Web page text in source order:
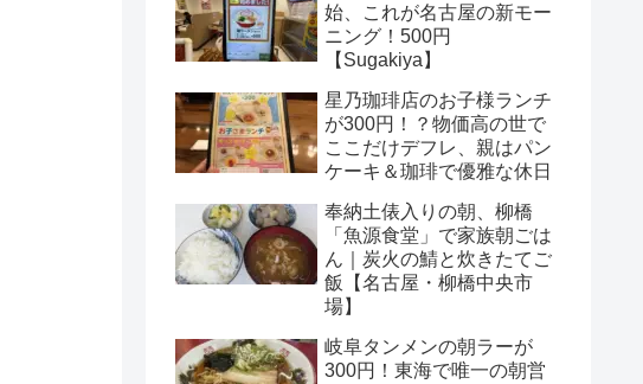
始、これが名古屋の新モー
ニング！500円
【Sugakiya】
星乃珈琲店のお子様ランチ
が300円！？物価高の世で
ここだけデフレ、親はパン
ケーキ＆珈琲で優雅な休日
奉納土俵入りの朝、柳橋
「魚源食堂」で家族朝ごは
ん｜炭火の鯖と炊きたてご
飯【名古屋・柳橋中央市
場】
岐阜タンメンの朝ラーが
300円！東海で唯一の朝営